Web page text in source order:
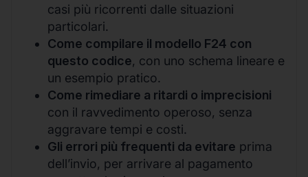
casi più ricorrenti dalle situazioni
particolari.
Come compilare il modello F24 con
questo codice, con uno schema lineare e
un esempio pratico.
Come rimediare a ritardi o imprecisioni
con il ravvedimento operoso, senza
aggravare tempi e costi.
Gli errori più frequenti da evitare prima
dell’invio, per arrivare al pagamento